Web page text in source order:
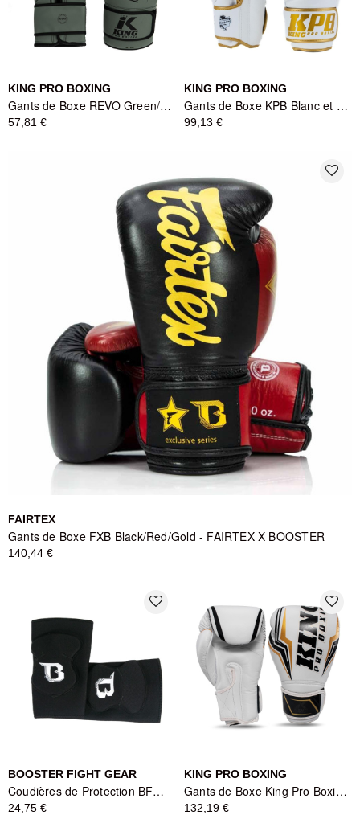
KING PRO BOXING
Gants de Boxe REVO Green/Black - King Pro Boxing
57,81 €
KING PRO BOXING
Gants de Boxe KPB Blanc et Or - King Pro Boxing
99,13 €
favorite_border
FAIRTEX
Gants de Boxe FXB Black/Red/Gold - FAIRTEX X BOOSTER
140,44 €
favorite_border
BOOSTER FIGHT GEAR
Coudières de Protection BFG EKP Booster Fight Gear - Noir
24,75 €
favorite_border
KING PRO BOXING
Gants de Boxe King Pro Boxing Thor - Noir/Blanc/Or
132,19 €